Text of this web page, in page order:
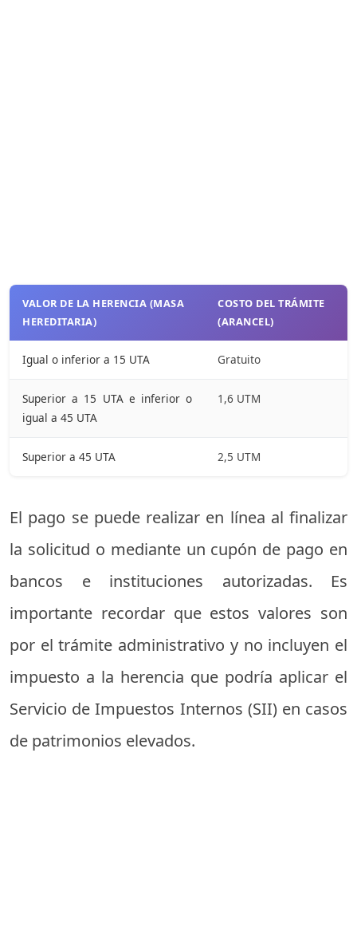
VALOR DE LA HERENCIA (MASA
HEREDITARIA)
COSTO DEL TRÁMITE
(ARANCEL)
Igual o inferior a 15 UTA Gratuito
Superior a 15 UTA e inferior o
igual a 45 UTA
1,6 UTM
Superior a 45 UTA 2,5 UTM
El pago se puede realizar en línea al finalizar
la solicitud o mediante un cupón de pago en
bancos e instituciones autorizadas. Es
importante recordar que estos valores son
por el trámite administrativo y no incluyen el
impuesto a la herencia que podría aplicar el
Servicio de Impuestos Internos (SII) en casos
de patrimonios elevados.